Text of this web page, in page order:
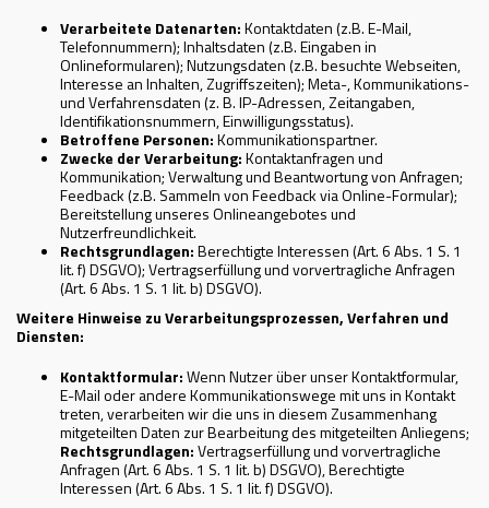
Verarbeitete Datenarten:Kontaktdaten (z.B. E-Mail,
Telefonnummern); Inhaltsdaten (z.B. Eingaben in
Onlineformularen); Nutzungsdaten (z.B. besuchte Webseiten,
Interesse an Inhalten, Zugriffszeiten); Meta-, Kommunikations-
und Verfahrensdaten (z. B. IP-Adressen, Zeitangaben,
Identifikationsnummern, Einwilligungsstatus).
Betroffene Personen:Kommunikationspartner.
Zwecke der Verarbeitung:Kontaktanfragen und
Kommunikation; Verwaltung und Beantwortung von Anfragen;
Feedback (z.B. Sammeln von Feedback via Online-Formular);
Bereitstellung unseres Onlineangebotes und
Nutzerfreundlichkeit.
Rechtsgrundlagen:Berechtigte Interessen (Art. 6 Abs. 1 S. 1
lit. f) DSGVO); Vertragserfüllung und vorvertragliche Anfragen
(Art. 6 Abs. 1 S. 1 lit. b) DSGVO).
Weitere Hinweise zu Verarbeitungsprozessen, Verfahren und
Diensten:
Kontaktformular:Wenn Nutzer über unser Kontaktformular,
E-Mail oder andere Kommunikationswege mit uns in Kontakt
treten, verarbeiten wir die uns in diesem Zusammenhang
mitgeteilten Daten zur Bearbeitung des mitgeteilten Anliegens;
Rechtsgrundlagen:Vertragserfüllung und vorvertragliche
Anfragen (Art. 6 Abs. 1 S. 1 lit. b) DSGVO), Berechtigte
Interessen (Art. 6 Abs. 1 S. 1 lit. f) DSGVO).